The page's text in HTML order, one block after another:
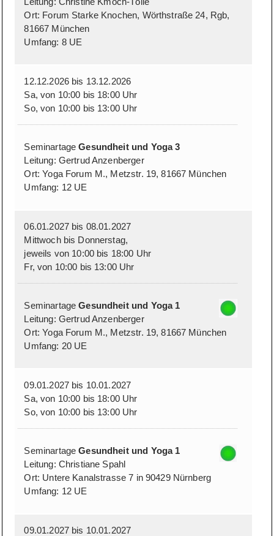
Ort: Forum Starke Knochen, Wörthstraße 24, Rgb,
81667 München
Umfang: 8 UE
12.12.2026 bis 13.12.2026
Sa, von 10:00 bis 18:00 Uhr
So, von 10:00 bis 13:00 Uhr
SeminartageGesundheit und Yoga 3
Leitung: Gertrud Anzenberger
Ort: Yoga Forum M., Metzstr. 19, 81667 München
Umfang: 12 UE
06.01.2027 bis 08.01.2027
Mittwoch bis Donnerstag,
jeweils von 10:00 bis 18:00 Uhr
Fr, von 10:00 bis 13:00 Uhr
SeminartageGesundheit und Yoga 1
Leitung: Gertrud Anzenberger
Ort: Yoga Forum M., Metzstr. 19, 81667 München
Umfang: 20 UE
09.01.2027 bis 10.01.2027
Sa, von 10:00 bis 18:00 Uhr
So, von 10:00 bis 13:00 Uhr
SeminartageGesundheit und Yoga 1
Leitung: Christiane Spahl
Ort: Untere Kanalstrasse 7 in 90429 Nürnberg
Umfang: 12 UE
09.01.2027 bis 10.01.2027